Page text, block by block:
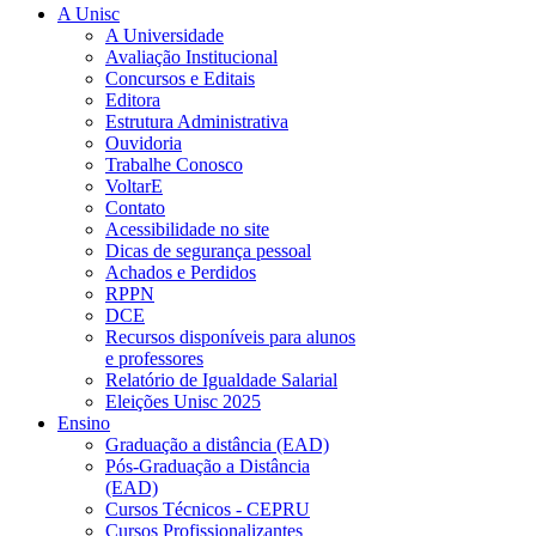
A Unisc
A Universidade
Avaliação Institucional
Concursos e Editais
Editora
Estrutura Administrativa
Ouvidoria
Trabalhe Conosco
VoltarE
Contato
Acessibilidade no site
Dicas de segurança pessoal
Achados e Perdidos
RPPN
DCE
Recursos disponíveis para alunos
e professores
Relatório de Igualdade Salarial
Eleições Unisc 2025
Ensino
Graduação a distância (EAD)
Pós-Graduação a Distância
(EAD)
Cursos Técnicos - CEPRU
Cursos Profissionalizantes